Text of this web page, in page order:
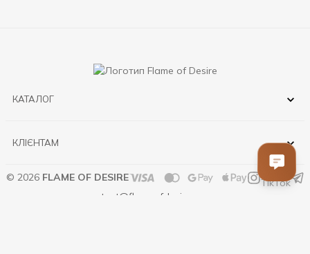
КАТАЛОГ
КЛІЄНТАМ
© 2026 FLAME OF DESIRE
contact@flameofdesire.com.ua